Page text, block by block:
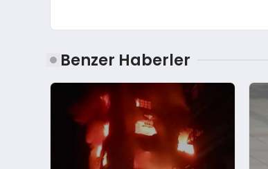
Benzer Haberler